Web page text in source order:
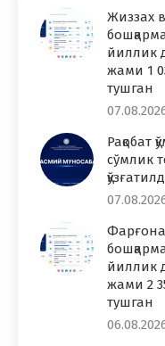
Жиззах
йиллик
жами 1
тушган
Рақобат
сўмлик
йиллик
жами 2
тушган